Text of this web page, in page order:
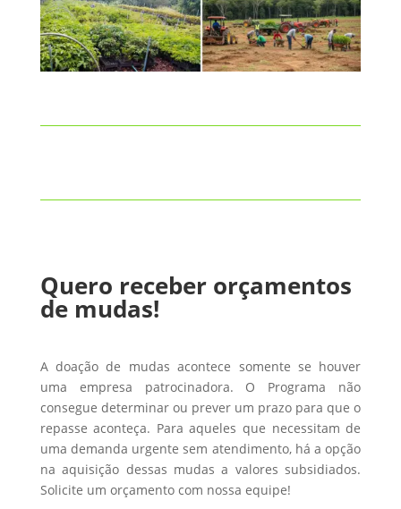
Quero receber orçamentos
de mudas!
A doação de mudas acontece somente se houver
uma empresa patrocinadora. O Programa não
consegue determinar ou prever um prazo para que o
repasse aconteça. Para aqueles que necessitam de
uma demanda urgente sem atendimento, há a opção
na aquisição dessas mudas a valores subsidiados.
Solicite um orçamento com nossa equipe!